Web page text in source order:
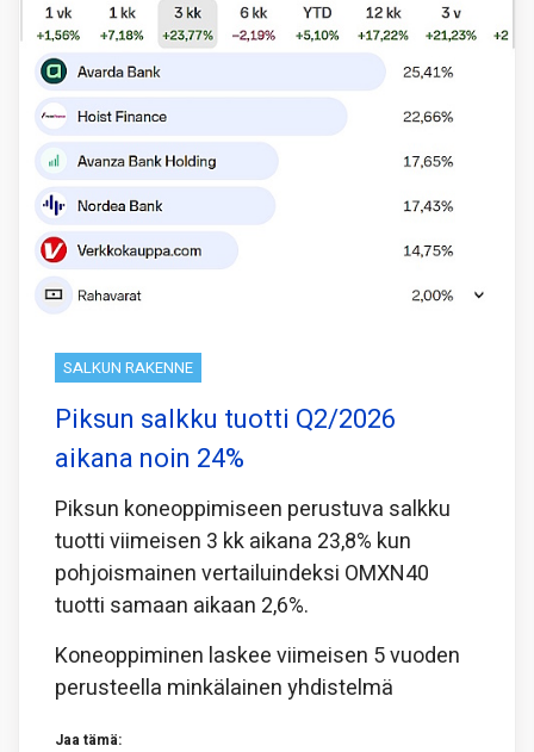
SALKUN RAKENNE
Piksun salkku tuotti Q2/2026
aikana noin 24%
Piksun koneoppimiseen perustuva salkku
tuotti viimeisen 3 kk aikana 23,8% kun
pohjoismainen vertailuindeksi OMXN40
tuotti samaan aikaan 2,6%.
Koneoppiminen laskee viimeisen 5 vuoden
perusteella minkälainen yhdistelmä
Jaa tämä: